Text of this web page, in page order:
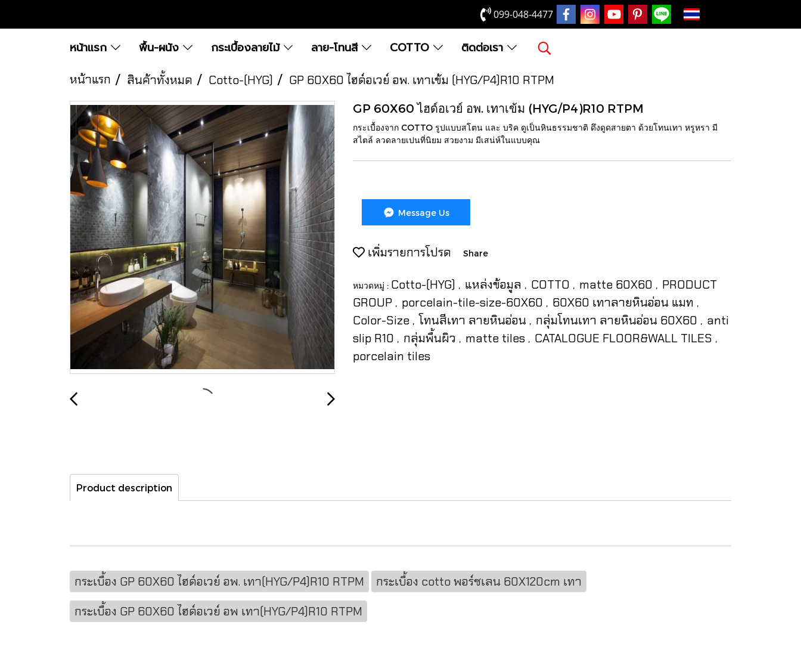
099-048-4477 TH
หน้าแรก พื้น-ผนัง กระเบื้องลายไม้ ลาย-โทนสี COTTO ติดต่อเรา
หน้าแรก สินค้าทั้งหมด Cotto-(HYG) GP 60X60 ไฮด์อเวย์ อพ. เทาเข้ม (HYG/P4)R10 RTPM
GP 60X60 ไฮด์อเวย์ อพ. เทาเข้ม (HYG/P4)R10 RTPM
กระเบื้องจาก COTTO รูปแบบสโตน และ บริค ดูเป็นหินธรรมชาติ ดึงดูดสายตา ด้วยโทนเทา หรูหรา มี
สไตล์ ลวดลายเปนที่นิยม สวยงาม มีเสน่ห์ในแบบคุณ
Message Us
เพิ่มรายการโปรด Share
หมวดหมู่ : Cotto-(HYG) , แหล่งข้อมูล , COTTO , matte 60X60 , PRODUCT
GROUP , porcelain-tile-size-60X60 , 60X60 เทาลายหินอ่อน แมท ,
Color-Size , โทนสีเทา ลายหินอ่อน , กลุ่มโทนเทา ลายหินอ่อน 60X60 , anti
slip R10 , กลุ่มพื้นผิว , matte tiles , CATALOGUE FLOOR&WALL TILES ,
porcelain tiles
Product description
กระเบื้อง GP 60X60 ไฮด์อเวย์ อพ. เทา(HYG/P4)R10 RTPM
กระเบื้อง cotto พอร์ซเลน 60X120cm เทา
กระเบื้อง GP 60X60 ไฮด์อเวย์ อพ เทา(HYG/P4)R10 RTPM